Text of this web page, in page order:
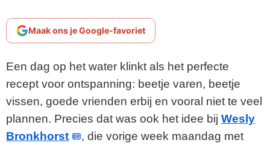
Maak ons je Google-favoriet
Een dag op het water klinkt als het perfecte
recept voor ontspanning: beetje varen, beetje
vissen, goede vrienden erbij en vooral niet te veel
plannen. Precies dat was ook het idee bij Wesly
Bronkhorst
, die vorige week maandag met